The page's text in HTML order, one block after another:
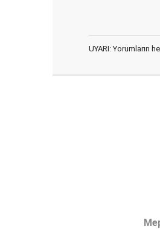
UYARI: Yorumların